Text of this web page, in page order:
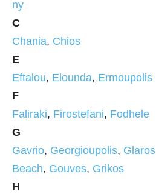
ny
C
Chania, Chios
E
Eftalou, Elounda, Ermoupolis
F
Faliraki, Firostefani, Fodhele
G
Gavrio, Georgioupolis, Glaros
Beach, Gouves, Grikos
H